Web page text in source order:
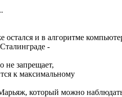
и в алгоритме
-
не запрещает,
к максимальному
который можно